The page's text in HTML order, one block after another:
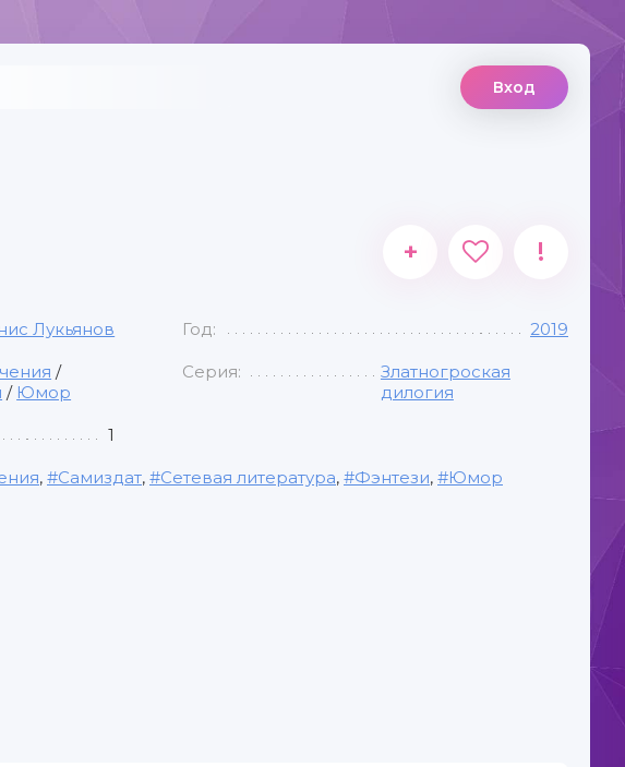
Вход
+ !
Лукьянов Год: 2019
/
/ Юмор
Серия:
Златногроская
дилогия
1
, Самиздат, Сетевая литература, Фэнтези, Юмор